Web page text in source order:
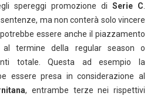
spereggi promozione di Serie C
ma non conterà solo vincere
essere anche il piazzamento
al termine della regular season o
totale. Questa ad esempio la
essere presa in considerazione al
, entrambe terze nei rispettivi